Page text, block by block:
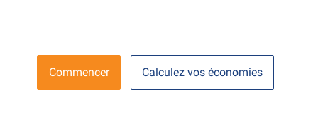
Commencer Calculez vos économies